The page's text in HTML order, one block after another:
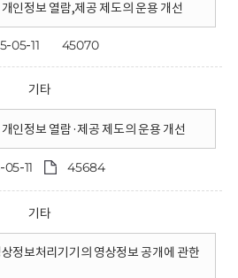
인정보 열람,제공 제도의 운용 개선
05-11 45070
기타
인정보 열람·제공 제도의 운용 개선
05-11 45684
기타
정보처리기기의 영상정보 공개에 관한